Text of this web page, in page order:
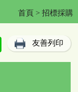
首頁 > 招標採購
Line 友善列印